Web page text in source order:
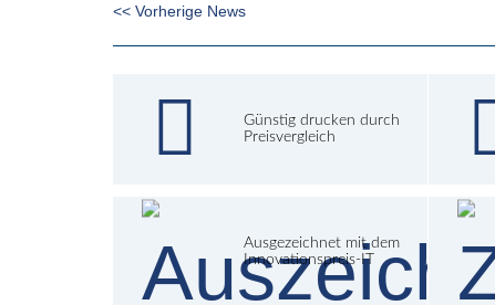
<< Vorherige News
Günstig drucken durch
Preisvergleich
Ausgezeichnet mit dem
Innovationspreis-IT